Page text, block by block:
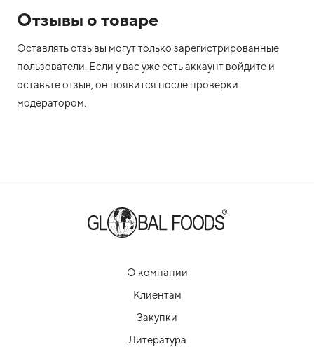
Отзывы о товаре
Оставлять отзывы могут только зарегистрированные
пользователи. Если у вас уже есть аккаунт войдите и
оставьте отзыв, он появится после проверки
модератором.
О компании
Клиентам
Закупки
Литература